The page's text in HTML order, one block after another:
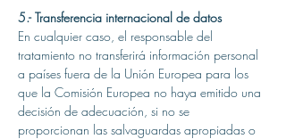
5.- Transferencia internacional de datos
En cualquier caso, el responsable del
tratamiento no transferirá información personal
a países fuera de la Unión Europea para los
que la Comisión Europea no haya emitido una
decisión de adecuación, si no se
proporcionan las salvaguardas apropiadas o